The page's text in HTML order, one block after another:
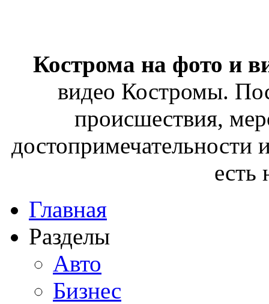
Кострома на фото и
видео Костромы.
происшествия,
достопримечательности
есть
Главная
Разделы
Авто
Бизнес